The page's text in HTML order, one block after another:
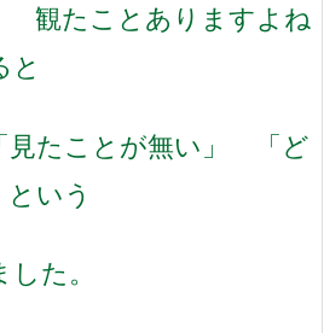
観たことありますよね
見たことが無い」 「ど
いう
た。